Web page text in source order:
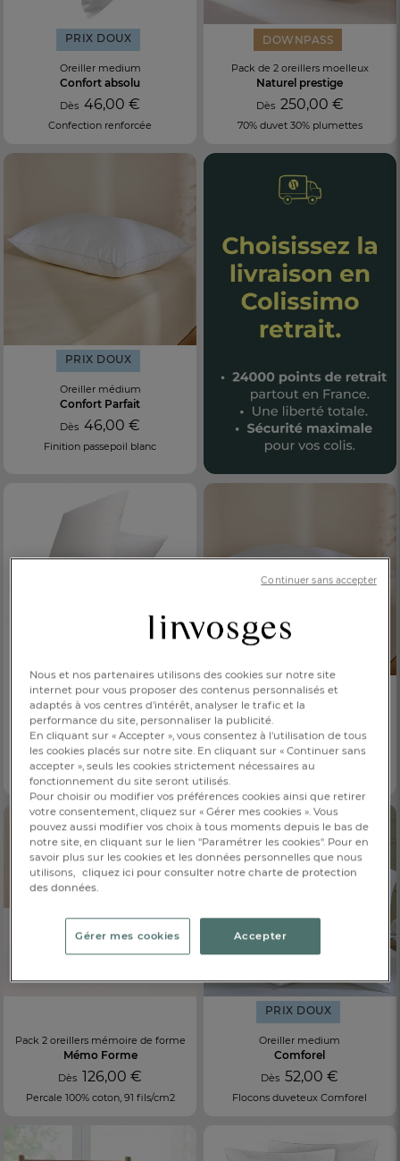
AT
CH
PRIX DOUX
Oreiller medium
Confort absolu
Dès46,00 €
Confection renforcée
DOWNPASS
Pack de 2 oreillers moelleux
Naturel prestige
Dès 250,00 €
70% duvet 30% plumettes
PRIX DOUX
Oreiller médium
Confort Parfait
Dès46,00 €
Finition passepoil blanc
Oreiller moelleux
Naturel prestige
Dès 125,00 €
70% duvet 30% plumettes
PRIX DOUX
Oreiller ferme
Confort Parfait
Dès 47,00 €
Pack 2 oreillers mémoire de forme
Mémo Forme
Dès 126,00 €
Percale 100% coton, 91 fils/cm2
PRIX DOUX
Oreiller medium
Comforel
Dès52,00 €
Flocons duveteux Comforel
Nous et nos partenaires utilisons des cookies sur notre site
internet pour vous proposer des contenus personnalisés et
adaptés à vos centres d’intérêt, analyser le trafic et la
performance du site, personnaliser la publicité.
En cliquant sur « Accepter », vous consentez à l'utilisation de tous
les cookies placés sur notre site. En cliquant sur « Continuer sans
accepter », seuls les cookies strictement nécessaires au
fonctionnement du site seront utilisés.
Pour choisir ou modifier vos préférences cookies ainsi que retirer
votre consentement, cliquez sur « Gérer mes cookies ». Vous
pouvez aussi modifier vos choix à tous moments depuis le bas de
notre site, en cliquant sur le lien "Paramétrer les cookies". Pour en
savoir plus sur les cookies et les données personnelles que nous
utilisons, cliquez ici pour consulter notre charte de protection
des données.
Gérer mes cookies Accepter
Continuer sans accepter